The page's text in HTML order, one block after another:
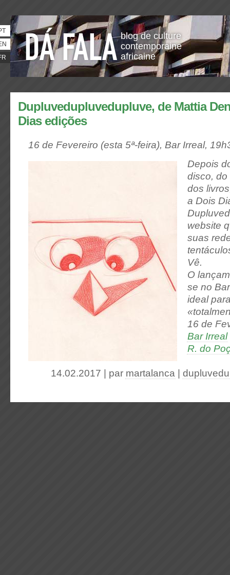
blog de culture
contemporaine
africaine
Dupluvedupluvedupluve, de Mattia
Dias edições
16 de Fevereiro (esta 5ª-feira), Bar Irreal,
Depois
disco, do
dos
a Dois
website
suas
Vê.
O
se no
ideal
16 de
Bar Irreal
R. do
14.02.2017 | par martalanca |